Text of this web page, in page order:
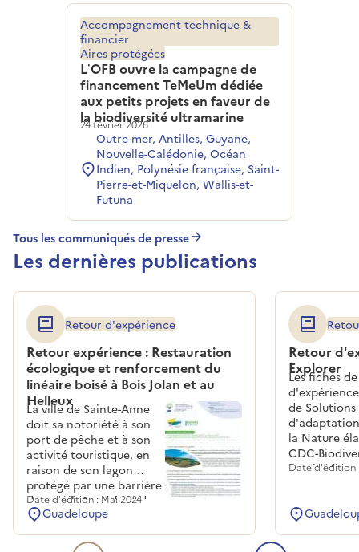
L’OFB ouvre la campagne de
financement TeMeUm dédiée
aux petits projets en faveur de
la biodiversité ultramarine
Accompagnement technique &
financier
Aires protégées
24 février 2026
Outre-mer, Antilles, Guyane,
Nouvelle-Calédonie, Océan
Indien, Polynésie française, Saint-
Pierre-et-Miquelon, Wallis-et-
Futuna
Tous les communiqués de presse
Les dernières publications
Retour expérience : Restauration
écologique et renforcement du
linéaire boisé à Bois Jolan et au
Helleux
Retour d'expérience
La ville de Sainte-Anne
doit sa notoriété à son
port de pêche et à son
activité touristique, en
raison de son lagon
protégé par une barrière
de corail. Au sud-est de
la ville se trouve la plage
accueille de nombreux
Date d'édition : Mai 2024
Guadeloupe
Retour
Explorer
Les fiches
de Solutions
la Nature
CDC-
comité
ARTISAN,
Date d'édition